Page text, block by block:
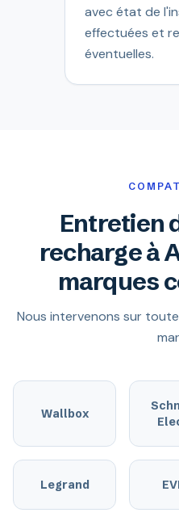
avec état de
effectuées et
éventuelles.
Entretien
recharge à
marques
Nous intervenons sur
Wallbox
Legrand